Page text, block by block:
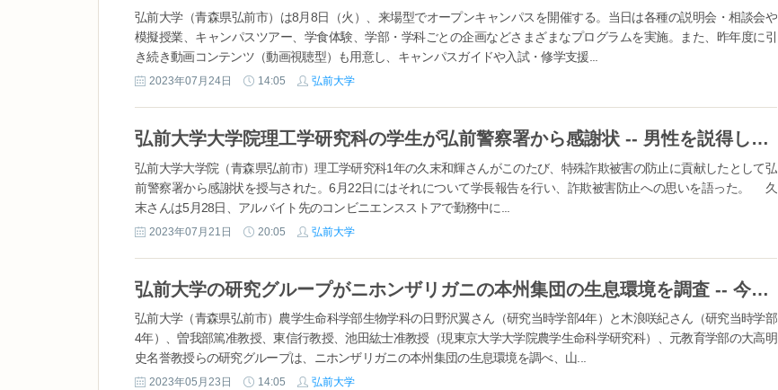
弘前大学（青森県弘前市）は8月8日（火）、来場型でオープンキャンパスを開催する。当日は各種の説明会・相談会や
模擬授業、キャンパスツアー、学食体験、学部・学科ごとの企画などさまざまなプログラムを実施。また、昨年度に引
き続き動画コンテンツ（動画視聴型）も用意し、キャンパスガイドや入試・修学支援...
2023年07月24日 14:05 弘前大学
弘前大学大学院理工学研究科の学生が弘前警察署から感謝状 -- 男性を説得し特殊詐欺を未然に防ぐ
弘前大学大学院（青森県弘前市）理工学研究科1年の久末和輝さんがこのたび、特殊詐欺被害の防止に貢献したとして弘
前警察署から感謝状を授与された。6月22日にはそれについて学長報告を行い、詐欺被害防止への思いを語った。 久
末さんは5月28日、アルバイト先のコンビニエンスストアで勤務中に...
2023年07月21日 20:05 弘前大学
弘前大学の研究グループがニホンザリガニの本州集団の生息環境を調査 -- 今後急速に分布を縮小させるおそれがあると推定
弘前大学（青森県弘前市）農学生命科学部生物学科の日野沢翼さん（研究当時学部4年）と木浪咲紀さん（研究当時学部
4年）、曽我部篤准教授、東信行教授、池田紘士准教授（現東京大学大学院農学生命科学研究科）、元教育学部の大高明
史名誉教授らの研究グループは、ニホンザリガニの本州集団の生息環境を調べ、山...
2023年05月23日 14:05 弘前大学